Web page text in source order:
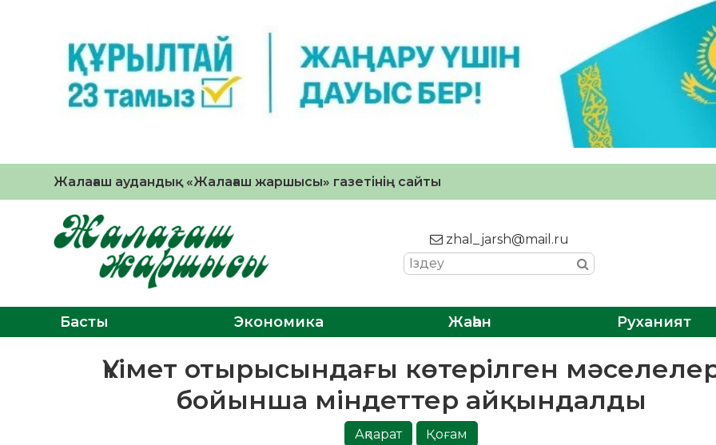
Жалағаш аудандық «Жалағаш жаршысы» газетінің сайты
zhal_jarsh@mail.ru
Басты Экономика Жаһан Руханият
Үкімет отырысындағы көтерілген
бойынша міндеттер айқындалды
Ақпарат
Қоғам